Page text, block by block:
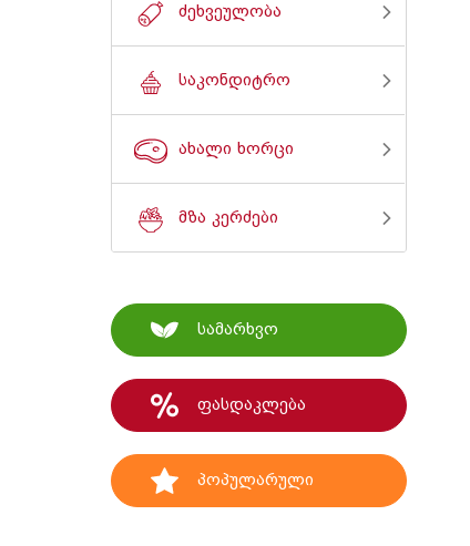
ძეხვეულობა
საკონდიტრო
ახალი ხორცი
მზა კერძები
სამარხვო
ფასდაკლება
პოპულარული